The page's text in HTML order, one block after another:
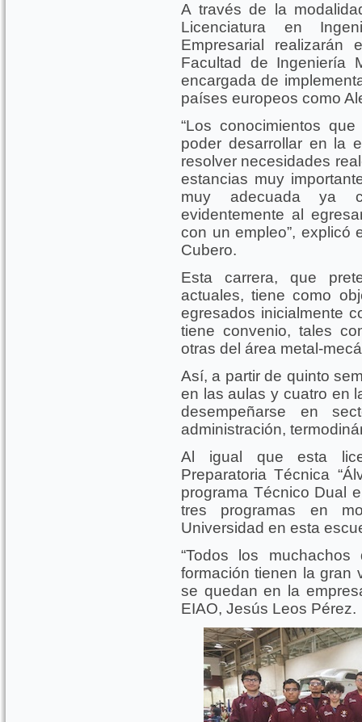
A través de la
Licenciatura en
Empresarial realizarán
Facultad de Ingeniería
encargada de
países europeos como
“Los conocimientos
poder desarrollar en la
resolver necesidades
estancias muy
muy adecuada ya
evidentemente al
con un empleo”, explicó
Cubero.
Esta carrera, que
actuales, tiene como
egresados inicialmente
tiene convenio, tales
otras del área metal-
Así, a partir de quinto
en las aulas y cuatro en
desempeñarse en
administración,
Al igual que esta
Preparatoria Técnica
programa Técnico Dual
tres programas en
Universidad en esta
“Todos los
formación tienen la gran
se quedan en la
EIAO, Jesús Leos Pérez.